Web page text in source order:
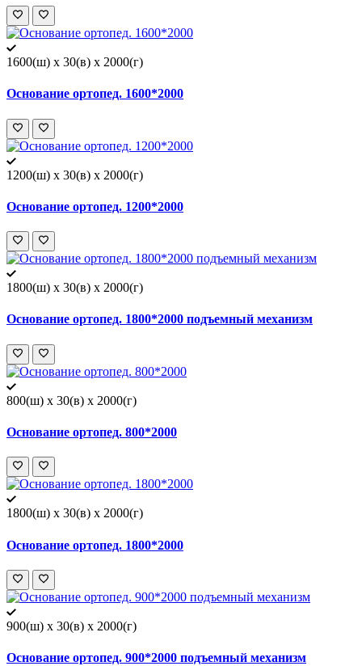
1600(ш) x 30(в) x 2000(г)
Основание ортопед. 1600*2000
1200(ш) x 30(в) x 2000(г)
Основание ортопед. 1200*2000
1800(ш) x 30(в) x 2000(г)
Основание ортопед. 1800*2000 подъемный механизм
800(ш) x 30(в) x 2000(г)
Основание ортопед. 800*2000
1800(ш) x 30(в) x 2000(г)
Основание ортопед. 1800*2000
900(ш) x 30(в) x 2000(г)
Основание ортопед. 900*2000 подъемный механизм